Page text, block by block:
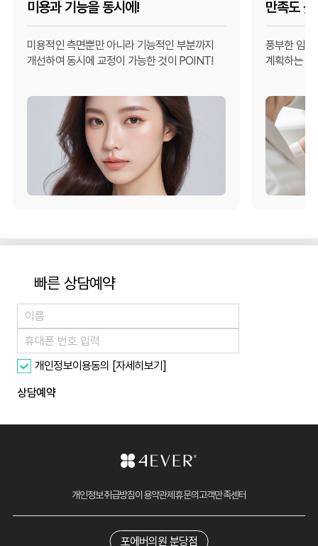
미용과 기능을 동시에!
미용적인 측면뿐만 아니라 기능적인 부분까지
개선하여 동시에 교정이 가능한 것이 POINT!
만족도
풍부한 임상
계획하는
빠른 상담예약
개인정보이용동의 [자세히보기]
상담예약
개인정보취급방침이용약관제휴문의고객만족센터
포에버의원 분당점